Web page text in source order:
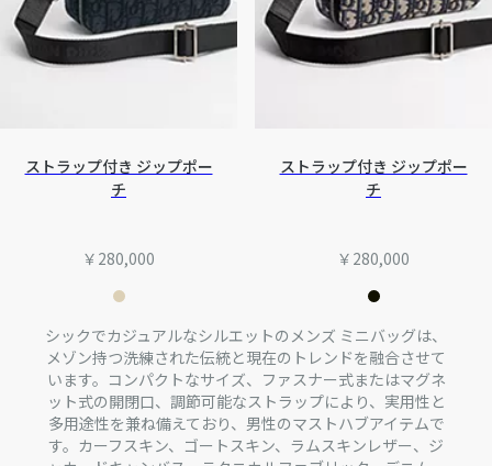
ストラップ付き ジップポー
チ
￥280,000
ストラップ付き ジップポー
チ
￥280,000
シックでカジュアルなシルエットのメンズ ミニバッグは、
メゾン持つ洗練された伝統と現在のトレンドを融合させて
います。コンパクトなサイズ、ファスナー式またはマグネ
ット式の開閉口、調節可能なストラップにより、実用性と
多用途性を兼ね備えており、男性のマストハブアイテムで
す。カーフスキン、ゴートスキン、ラムスキンレザー、ジ